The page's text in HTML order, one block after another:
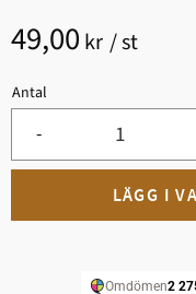
49,00 kr /st
Antal
-